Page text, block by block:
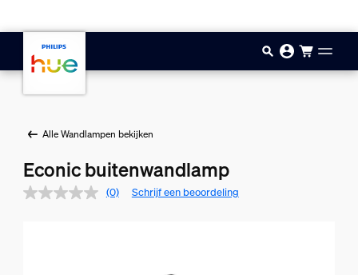
Alle Wandlampen bekijken
Econic buitenwandlamp
(0) Schrijf een beoordeling